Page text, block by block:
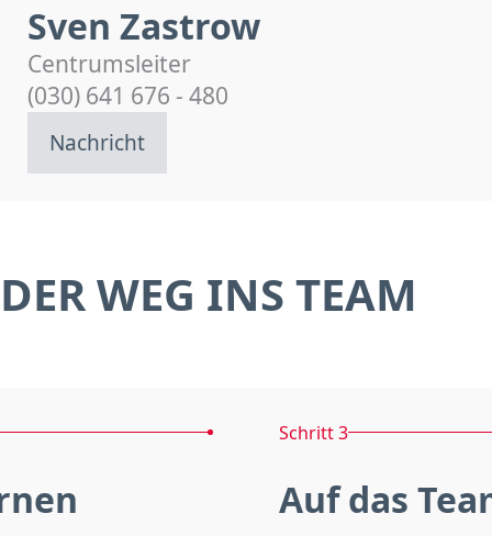
Sven Zastrow
Centrumsleiter
(030) 641 676 - 480
Nachricht
DER WEG INS TEAM
Schritt 3
Auf das